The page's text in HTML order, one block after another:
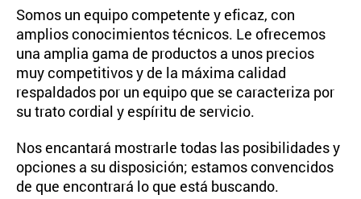
Somos un equipo competente y eficaz, con
amplios conocimientos técnicos. Le ofrecemos
una amplia gama de productos a unos precios
muy competitivos y de la máxima calidad
respaldados por un equipo que se caracteriza por
su trato cordial y espíritu de servicio.
Nos encantará mostrarle todas las posibilidades y
opciones a su disposición; estamos convencidos
de que encontrará lo que está buscando.